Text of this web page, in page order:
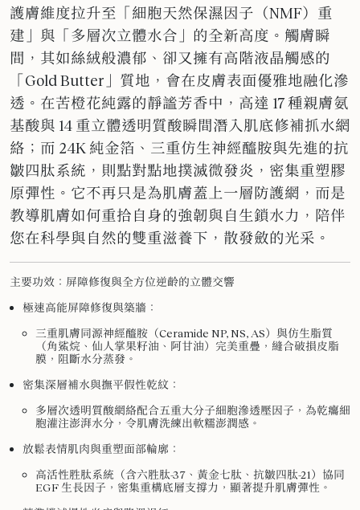
護膚維度拉升至「細胞天然保濕因子（NMF）重
建」與「多層次立體水合」的全新高度。 觸膚瞬
間，其如絲絨般濃郁、卻又擁有高階液晶觸感的
「Gold Butter」質地，會在皮膚表面優雅地融化滲
透。在苦橙花純露的靜謐芳香中，高達 17 種親膚氨
基酸與 14 重立體透明質酸瞬間潛入肌底修補抓水網
絡；而 24K 純金箔、三重仿生神經醯胺與先進的抗
皺四肽系統，則點對點地撲滅微發炎，密集重塑膠
原彈性。它不再只是為肌膚蓋上一層防護網，而是
教導肌膚如何重拾自身的強韌與自生鎖水力，陪伴
您在科學與自然的雙重滋養下， 散發斂的光采。
主要功效：屏障修復與全方位逆齡的立體交響
極速高能屏障修復與築牆：
三重肌膚同源神經醯胺（Ceramide NP, NS, AS）與仿生脂質
（角鯊烷、仙人掌果籽油、阿甘油）完美重疊，縫合破損皮脂
膜，阻斷水分蒸發。
密集深層補水與撫平假性乾紋：
多層次透明質酸網絡配合五重大分子細胞滲透壓因子，為乾癟細
胞灌注澎湃水分，令肌膚洗練出軟糯澎潤感。
放鬆表情肌肉與重塑面部輪廓：
高活性胜肽系統（含六胜肽-37、黃金七肽、抗皺四肽-21）協同
EGF 生長因子，密集重構底層支撐力，顯著提升肌膚彈性。